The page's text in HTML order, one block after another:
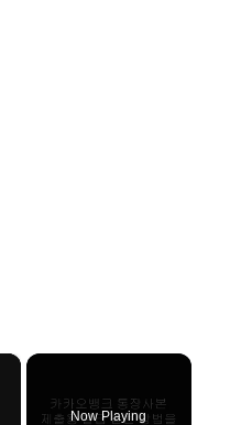
×
Now Playing